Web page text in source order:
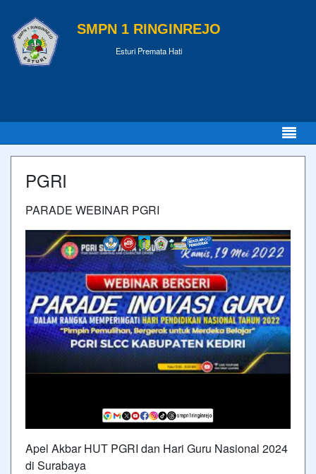
SMPN 1 RINGINREJO
Esturi Premata Hati
PGRI
PARADE WEBINAR PGRI
Apel Akbar HUT PGRI dan Hari Guru Nasional 2024
di Surabaya